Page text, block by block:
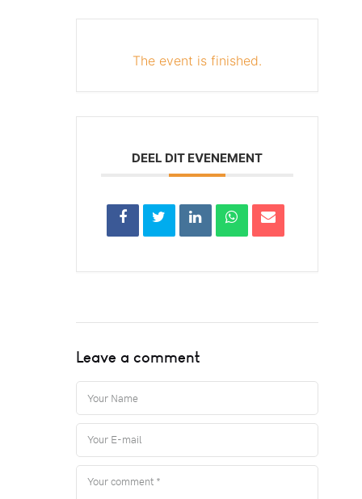
The event is finished.
DEEL DIT EVENEMENT
Leave a comment